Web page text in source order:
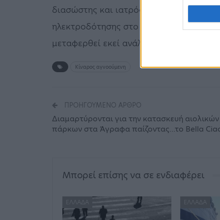
διασώστης και ιατρός. Όσον αφορά
ηλεκτροδότησης στο νησί, έγινε
μεταφερθεί εκεί ανάλογο τεχνικό
Κίναρος αγνοούμενη
ΠΡΟΗΓΟΎΜΕΝΟ ΆΡΘΡΟ
Διαμαρτύρονται για την κατασκευή αιολικών
πάρκων στα Άγραφα παίζοντας…το Bella
Μπορεί επίσης να σε ενδιαφέρει
ΕΛΛΆΔΑ ΕΛΛΆΔΑ